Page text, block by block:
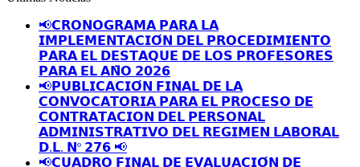
📢𝗖𝗥𝗢𝗡𝗢𝗚𝗥𝗔𝗠𝗔 𝗣𝗔𝗥𝗔 𝗟𝗔
𝗜𝗠𝗣𝗟𝗘𝗠𝗘𝗡𝗧𝗔𝗖𝗜𝗢́𝗡 𝗗𝗘𝗟 𝗣𝗥𝗢𝗖𝗘𝗗𝗜𝗠𝗜𝗘𝗡𝗧𝗢
𝗣𝗔𝗥𝗔 𝗘𝗟 𝗗𝗘𝗦𝗧𝗔𝗤𝗨𝗘 𝗗𝗘 𝗟𝗢𝗦 𝗣𝗥𝗢𝗙𝗘𝗦𝗢𝗥𝗘𝗦
𝗣𝗔𝗥𝗔 𝗘𝗟 𝗔𝗡̃𝗢 𝟮𝟬𝟮𝟲
📢𝗣𝗨𝗕𝗟𝗜𝗖𝗔𝗖𝗜𝗢́𝗡 𝗙𝗜𝗡𝗔𝗟 𝗗𝗘 𝗟𝗔
𝗖𝗢𝗡𝗩𝗢𝗖𝗔𝗧𝗢𝗥𝗜𝗔 𝗣𝗔𝗥𝗔 𝗘𝗟 𝗣𝗥𝗢𝗖𝗘𝗦𝗢 𝗗𝗘
𝗖𝗢𝗡𝗧𝗥𝗔𝗧𝗔𝗖𝗜𝗢𝗡 𝗗𝗘𝗟 𝗣𝗘𝗥𝗦𝗢𝗡𝗔𝗟
𝗔𝗗𝗠𝗜𝗡𝗜𝗦𝗧𝗥𝗔𝗧𝗜𝗩𝗢 𝗗𝗘𝗟 𝗥𝗘𝗚𝗜𝗠𝗘𝗡 𝗟𝗔𝗕𝗢𝗥𝗔𝗟
𝗗.𝗟. 𝗡º 𝟮𝟳𝟲 📢
📢𝗖𝗨𝗔𝗗𝗥𝗢 𝗙𝗜𝗡𝗔𝗟 𝗗𝗘 𝗘𝗩𝗔𝗟𝗨𝗔𝗖𝗜𝗢́𝗡 𝗗𝗘